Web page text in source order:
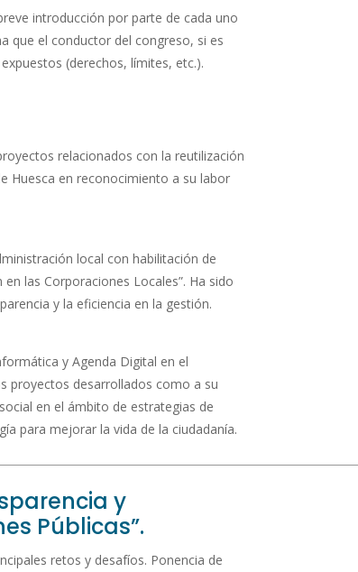
introducción por parte de cada uno
que el conductor del congreso, si es
(derechos, límites, etc.).
relacionados con la reutilización
Huesca en reconocimiento a su labor
local con habilitación de
las Corporaciones Locales”. Ha sido
y la eficiencia en la gestión.
y Agenda Digital en el
proyectos desarrollados como a su
en el ámbito de estrategias de
para mejorar la vida de la ciudadanía.
y
Públicas”.
retos y desafíos. Ponencia de